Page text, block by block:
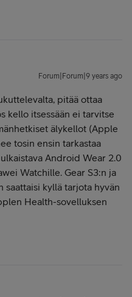
Forum|Forum|9 years ago
pitää ottaa
kello itsessään ei tarvitse
älykellot (Apple
tosin ensin tarkastaa
Android Wear 2.0
Watchille. Gear S3:n ja
saattaisi kyllä tarjota hyvän
Health-sovelluksen